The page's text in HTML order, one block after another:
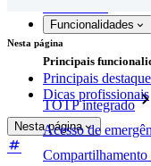
Funcionalidades
Principais
TOTP integrado
Acesso de
Compartilhamento
Nesta página
Principais
Dicas profissionais
Nesta página